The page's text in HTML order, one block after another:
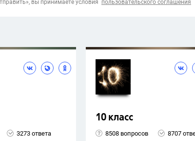
вы принимаете условия пользовательского соглашения
3273 ответа
10 класс
8508 вопросов 8707